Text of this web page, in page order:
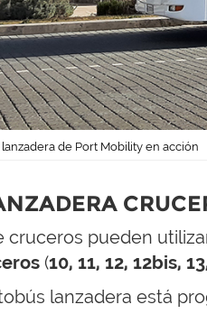
de Port Mobility en acción
cruceros pueden
(10, 11, 12, 12bis,
lanzadera está